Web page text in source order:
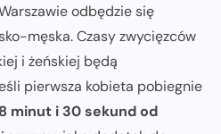
odbędzie się
męska. Czasy zwycięzców
i żeńskiej będą
pierwsza kobieta pobiegnie
minut i 30 sekund od